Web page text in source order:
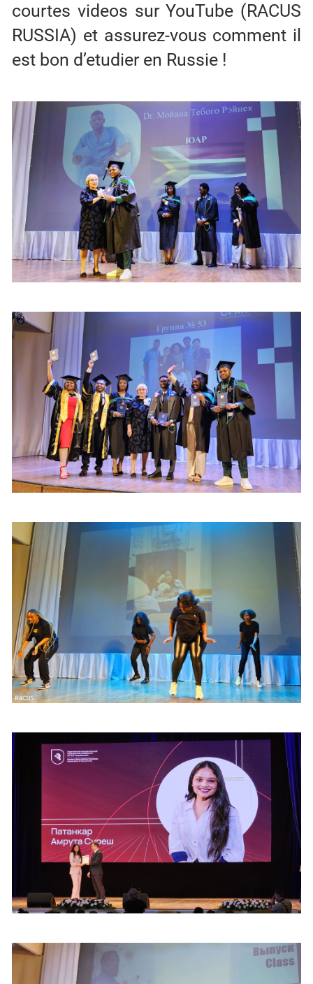
courtes videos sur YouTube (RACUS
RUSSIA) et assurez-vous comment il
est bon d’etudier en Russie !